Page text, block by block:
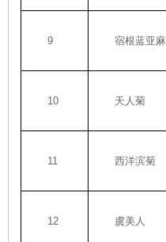
9 宿根蓝亚麻
10 天人菊
11 西洋滨菊
12 虞美人